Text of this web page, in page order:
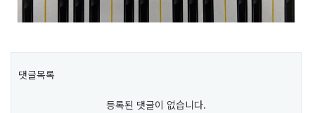
댓글목록
등록된 댓글이 없습니다.